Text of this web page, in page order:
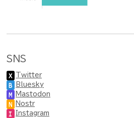
SNS
X Twitter
B Bluesky
M Mastodon
N Nostr
I Instagram